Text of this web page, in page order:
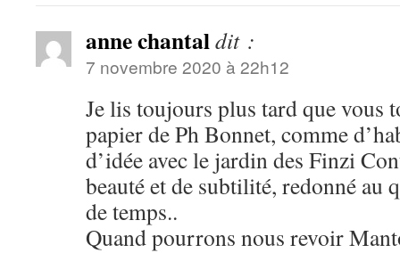
anne chantaldit :
7 novembre 2020 à 22h12
Je lis toujours plus tard que vous
papier de Ph Bonnet, comme
d’idée avec le jardin des Finzi
beauté et de subtilité, redonné au
de temps..
Quand pourrons nous revoir